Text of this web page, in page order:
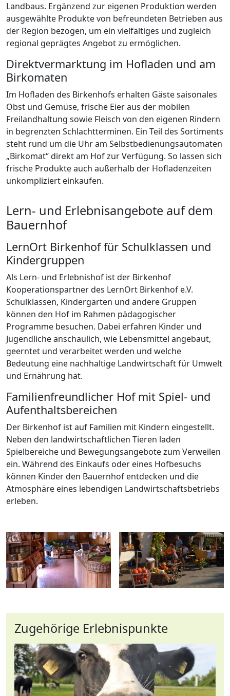
Landbaus. Ergänzend zur eigenen Produktion werden
ausgewählte Produkte von befreundeten Betrieben aus
der Region bezogen, um ein vielfältiges und zugleich
regional geprägtes Angebot zu ermöglichen.
Direktvermarktung im Hofladen und am
Birkomaten
Im Hofladen des Birkenhofs erhalten Gäste saisonales
Obst und Gemüse, frische Eier aus der mobilen
Freilandhaltung sowie Fleisch von den eigenen Rindern
in begrenzten Schlachtterminen. Ein Teil des Sortiments
steht rund um die Uhr am Selbstbedienungsautomaten
„Birkomat“ direkt am Hof zur Verfügung. So lassen sich
frische Produkte auch außerhalb der Hofladenzeiten
unkompliziert einkaufen.
Lern- und Erlebnisangebote auf dem
Bauernhof
LernOrt Birkenhof für Schulklassen und
Kindergruppen
Als Lern- und Erlebnishof ist der Birkenhof
Kooperationspartner des LernOrt Birkenhof e.V.
Schulklassen, Kindergärten und andere Gruppen
können den Hof im Rahmen pädagogischer
Programme besuchen. Dabei erfahren Kinder und
Jugendliche anschaulich, wie Lebensmittel angebaut,
geerntet und verarbeitet werden und welche
Bedeutung eine nachhaltige Landwirtschaft für Umwelt
und Ernährung hat.
Familienfreundlicher Hof mit Spiel- und
Aufenthaltsbereichen
Der Birkenhof ist auf Familien mit Kindern eingestellt.
Neben den landwirtschaftlichen Tieren laden
Spielbereiche und Bewegungsangebote zum Verweilen
ein. Während des Einkaufs oder eines Hofbesuchs
können Kinder den Bauernhof entdecken und die
Atmosphäre eines lebendigen Landwirtschaftsbetriebs
erleben.
Zugehörige Erlebnispunkte